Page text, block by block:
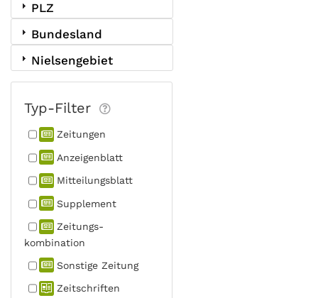
PLZ
Bundesland
Nielsengebiet
Typ-Filter
Zeitungen
Anzeigen­blatt
Mitteilungs­blatt
Supplement
Zeitungs­
kombination
Sonstige Zeitung
Zeitschriften